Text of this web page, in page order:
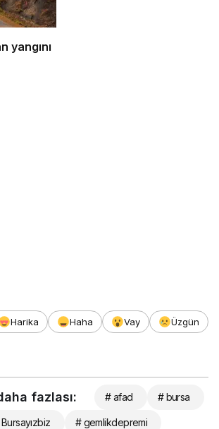
yangını
Harika Haha Vay
Üzgün
fazlası: # afad # bursa
# gemlikdepremi